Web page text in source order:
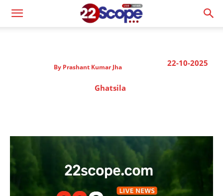
22-10-2025
By Prashant Kumar Jha
Ghatsila